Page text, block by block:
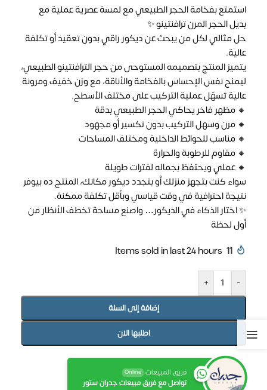
استمتع بفخامة الحجر الطبيعي مع لمسة عصرية عملية مع
بديل الحجر المرن ترافنتينو ✨
حل مثالي لكل من يبحث عن ديكور راقي بدون تعقيد أو تكلفة
عالية.
يتميز المنتج بتصميمه المستوحى من حجر الترافنتينو الطبيعي،
ليمنح نفس الإحساس بالفخامة والأناقة، مع وزن خفيف ومرونة
عالية تسهّل عملية التركيب على مختلف الأسطح.
🔸 مظهر فاخر يحاكي الحجر الطبيعي بدقة
🔸 مرن وسهل التركيب بدون تكسير أو مجهود
🔸 مناسب للحوائط الداخلية ومختلف المساحات
🔸 مقاوم للرطوبة والحرارة
🔸 عملي ويحتفظ بجماله لفترات طويلة
سواء كنت بتجهز منزلك أو بتجدد ديكور مكانك، المنتج ده بيوفر
نتيجة احترافية في وقت قياسي وبأقل تكلفة ممكنة.
✨ اختار الذكاء في الديكور… واصنع مساحة تخطف الأنظار من
أول لحظة
11
Items sold in last 24 hours
-
+
إضافة إلى السلة
اطلبها الان
فريق المبيعات Online
تواصل مع فريق مبيعات جدران ستور